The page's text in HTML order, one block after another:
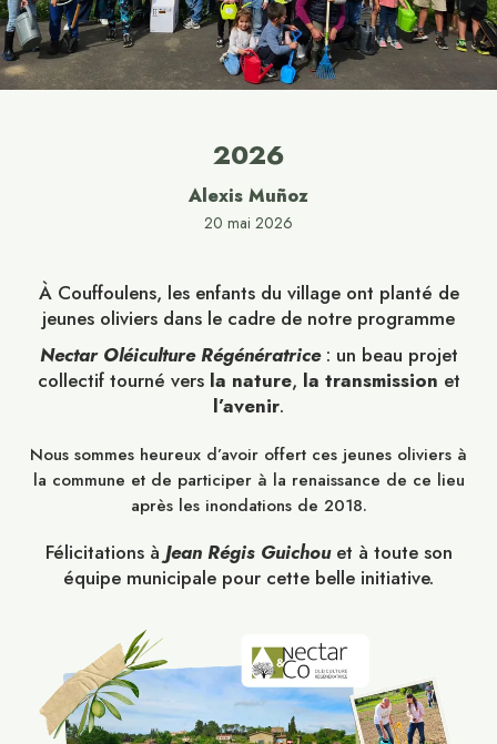
2026
Alexis Muñoz
20 mai 2026
À Couffoulens, les enfants du village ont planté de
jeunes oliviers dans le cadre de notre programme
Nectar Oléiculture Régénératrice : un beau projet
collectif tourné vers la nature, la transmission et
l’avenir.
Nous sommes heureux d’avoir offert ces jeunes oliviers à
la commune et de participer à la renaissance de ce lieu
après les inondations de 2018.
Félicitations à Jean Régis Guichou et à toute son
équipe municipale pour cette belle initiative.